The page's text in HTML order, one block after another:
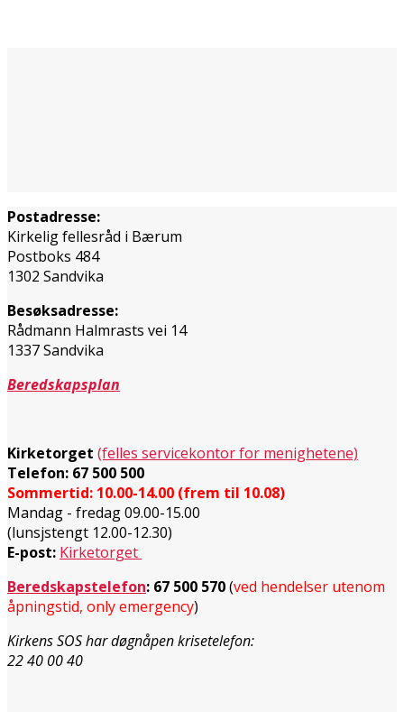
Postadresse:
Kirkelig fellesråd i Bærum
Postboks 484
1302 Sandvika
Besøksadresse:
Rådmann Halmrasts vei 14
1337 Sandvika
Beredskapsplan
Kirketorget (felles servicekontor for menighetene)
Telefon: 67 500 500
Sommertid: 10.00-14.00 (frem til 10.08)
Mandag - fredag 09.00-15.00
(lunsjstengt 12.00-12.30)
E-post: Kirketorget
Beredskapstelefon: 67 500 570(ved hendelser utenom
åpningstid, only emergency)
Kirkens SOS har døgnåpen krisetelefon:
22 40 00 40